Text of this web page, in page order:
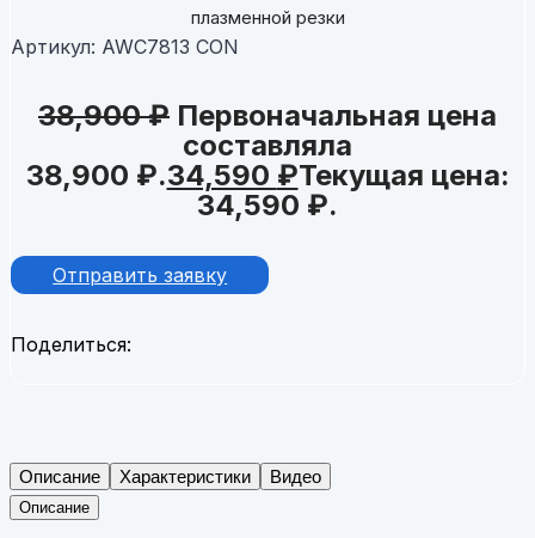
плазменной резки
Артикул: AWC7813 CON
38,900₽ Первоначальная цена
составляла
38,900 ₽.34,590 ₽Текущая цена:
34,590 ₽.
Отправить заявку
Поделиться:
Описание Характеристики Видео
Описание